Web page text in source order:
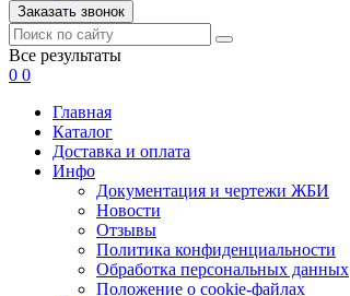
Заказать звонок
Все результаты
0 0
Главная
Каталог
Доставка и оплата
Инфо
Документация и чертежи ЖБИ
Новости
Отзывы
Политика конфиденциальности
Обработка персональных данных
Положение о cookie-файлах